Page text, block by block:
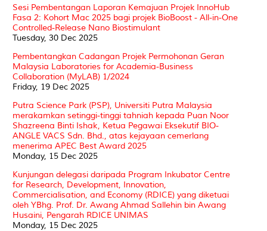
Sesi Pembentangan Laporan Kemajuan Projek InnoHub
Fasa 2: Kohort Mac 2025 bagi projek BioBoost - All-in-One
Controlled-Release Nano Biostimulant
Tuesday, 30 Dec 2025
Pembentangkan Cadangan Projek Permohonan Geran
Malaysia Laboratories for Academia-Business
Collaboration (MyLAB) 1/2024
Friday, 19 Dec 2025
Putra Science Park (PSP), Universiti Putra Malaysia
merakamkan setinggi-tinggi tahniah kepada Puan Noor
Shazreena Binti Ishak, Ketua Pegawai Eksekutif BIO-
ANGLE VACS Sdn. Bhd., atas kejayaan cemerlang
menerima APEC Best Award 2025
Monday, 15 Dec 2025
Kunjungan delegasi daripada Program Inkubator Centre
for Research, Development, Innovation,
Commercialisation, and Economy (RDICE) yang diketuai
oleh YBhg. Prof. Dr. Awang Ahmad Sallehin bin Awang
Husaini, Pengarah RDICE UNIMAS
Monday, 15 Dec 2025